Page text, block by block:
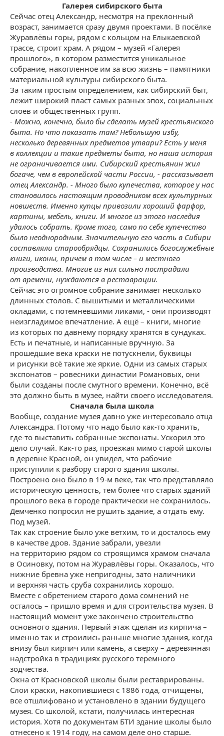
Галерея сибирского быта
Сейчас отец Александр, несмотря на преклонный
возраст, занимается сразу двумя проектами. В посёлке
Журавлёвы горы, рядом с кольцом на Елыкаевской
трассе, строит храм. А рядом – музей «Галерея
прошлого», в котором разместится уникальное
собрание, накопленное им за всю жизнь – памятники
материальной культуры сибирского быта.
За таким простым определением, как сибирский быт,
лежит широкий пласт самых разных эпох, социальных
слоев и общественных групп.
- Можно, конечно, было бы сделать музей крестьянского
быта. Но что показать там? Небольшую избу,
несколько деревянных предметов утвари? Есть у меня
в коллекции и такие предметы быта, но наша история
не ограничивается ими. Сибирский крестьянин жил
богаче, чем в европейской части России, - рассказывает
отец Александр. - Много было купечества, которое у нас
становилось настоящим проводником всех культурных
новшеств. Именно купцы привозили хороший фарфор,
картины, мебель, книги. И многое из этого наследия
удалось собрать. Кроме того, само по себе купечество
было неоднородным. Значительную его часть в Сибири
составляли старообрядцы. Сохранились богослужебные
книги, иконы, причём в том числе – и местного
производства. Многие из них сильно пострадали
от времени, нуждаются в реставрации.
Сейчас это огромное собрание занимает несколько
длинных столов. С вышитыми и металлическими
окладами, с потемневшими ликами, - они производят
неизгладимое впечатление. А ещё – книги, многие
из которых по давнему порядку хранятся в сундуках.
Есть и печатные, и написанные вручную. За
прошедшие века краски не потускнели, буквицы
и рисунки всё такие же яркие. Одни из самых старых
экспонатов – ровесники династии Романовых, они
были созданы после смутного времени. Конечно, всё
это должно быть в музее, найти своего исследователя.
Сначала была школа
Вообще, создание музея давно уже интересовало отца
Александра. Потому что надо было как-то хранить,
где-то выставить собранные экспонаты. Ускорил это
дело случай. Как-то раз, проезжая мимо старой школы
в деревне Красной, он увидел, что рабочие
приступили к разбору старого здания школы.
Построено оно было в 19-м веке, так что представляло
историческую ценность, тем более что старых зданий
прошлого века в городе практически не сохранилось.
Демченко попросил не рушить здание, а отдать ему.
Под музей.
Так как строение было уже ветхим, то и досталось ему
в качестве дров. Здание забрали, увезли
на территорию рядом со строящимся храмом сначала
в Осиновку, потом на Журавлёвы горы. Оказалось, что
нижние бревна уже непригодны, зато наличники
и верхняя часть сруба сохранились хорошо.
Вместе с обретением старого дома сомнений не
осталось – пришло время и для строительства музея. В
настоящий момент уже закончено строительство
основного здания. Первый этаж сделан из кирпича –
именно так и строились раньше многие здания, когда
внизу был кирпич или камень, а сверху – деревянная
надстройка в традициях русского теремного
зодчества.
Окна от Красновской школы были реставрированы.
Слои краски, накопившиеся с 1886 года, отчищены,
все отшлифовано и установлено в здании будущего
музея. Со школой, кстати, получилась интересная
история. Хотя по документам БТИ здание школы было
отнесено к 1914 году, на самом деле оно старше.